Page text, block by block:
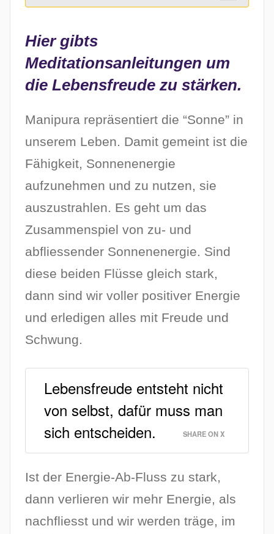
Hier gibts
Meditationsanleitungen um
die Lebensfreude zu stärken.
Manipura repräsentiert die “Sonne” in
unserem Leben. Damit gemeint ist die
Fähigkeit, Sonnenenergie
aufzunehmen und zu nutzen, sie
auszustrahlen. Es geht um das
Zusammenspiel von zu- und
abfliessender Sonnenenergie. Sind
diese beiden Flüsse gleich stark,
dann sind wir voller positiver Energie
und erledigen alles mit Freude und
Schwung.
Lebensfreude entsteht nicht
von selbst, dafür muss man
sich entscheiden.
SHARE ON X
Ist der Energie-Ab-Fluss zu stark,
dann verlieren wir mehr Energie, als
nachfliesst und wir werden träge, im